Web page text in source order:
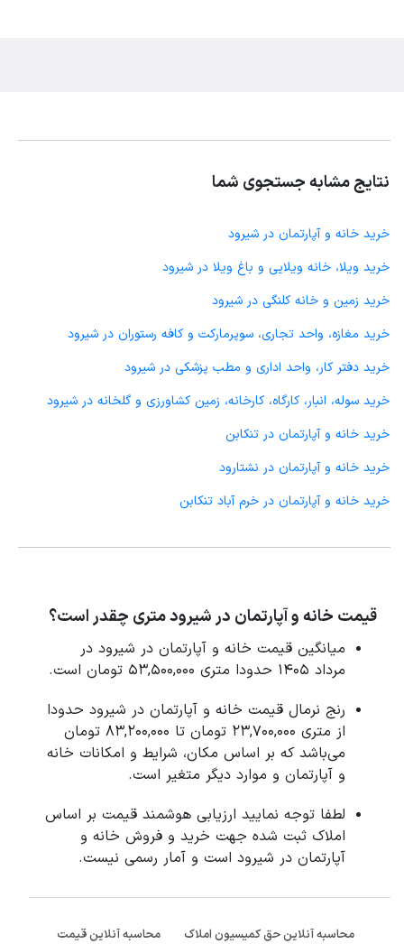
نتایج مشابه جستجوی شما
خرید خانه و آپارتمان در شیرود
خرید ویلا، خانه ویلایی و باغ ویلا در شیرود
خرید زمین و خانه کلنگی در شیرود
خرید مغازه، واحد تجاری، سوپرمارکت و کافه رستوران در شیرود
خرید دفتر کار، واحد اداری و مطب پزشکی در شیرود
خرید سوله، انبار، کارگاه، کارخانه، زمین کشاورزی و گلخانه در شیرود
خرید خانه و آپارتمان در تنکابن
خرید خانه و آپارتمان در نشتارود
خرید خانه و آپارتمان در خرم آباد تنکابن
قیمت خانه و آپارتمان در شیرود متری چقدر است؟
میانگین قیمت خانه و آپارتمان در شیرود در
مرداد 1405 حدودا متری 53,500,000 تومان است.
رنج نرمال قیمت خانه و آپارتمان در شیرود حدودا
از متری 23,700,000 تومان تا 83,200,000 تومان
می‌باشد که بر اساس مکان، شرایط و امکانات خانه
و آپارتمان و موارد دیگر متغیر است.
لطفا توجه نمایید ارزیابی هوشمند قیمت بر اساس
املاک ثبت شده جهت خرید و فروش خانه و
آپارتمان در شیرود است و آمار رسمی نیست.
محاسبه آنلاین حق کمیسیون املاک محاسبه آنلاین قیمت